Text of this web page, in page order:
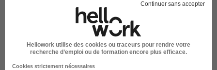
Continuer sans accepter
Hellowork utilise des cookies ou traceurs pour rendre votre
recherche d’emploi ou de formation encore plus efficace.
Cookies strictement nécessaires